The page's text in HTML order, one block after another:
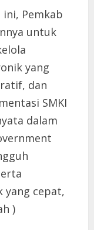
ini, Pemkab
untuk
yang
dan
SMKI
dalam
yang cepat,
)